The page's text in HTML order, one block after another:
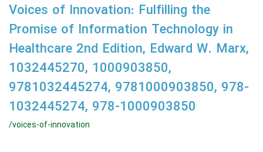
Voices of Innovation: Fulfilling the
Promise of Information Technology in
Healthcare 2nd Edition, Edward W. Marx,
1032445270, 1000903850,
9781032445274, 9781000903850, 978-
1032445274, 978-1000903850
/voices-of-innovation